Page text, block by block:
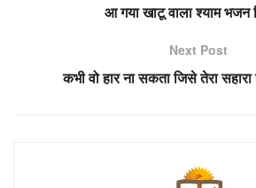
आ गया खाटू वाला श्याम भजन
Next Post
कभी वो हार ना सकता जिसे तेरा